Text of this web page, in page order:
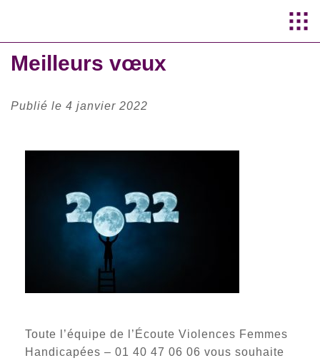
principal
Meilleurs vœux
Publié le 4 janvier 2022
Toute l’équipe de l’Écoute Violences Femmes
Handicapées – 01 40 47 06 06 vous souhaite